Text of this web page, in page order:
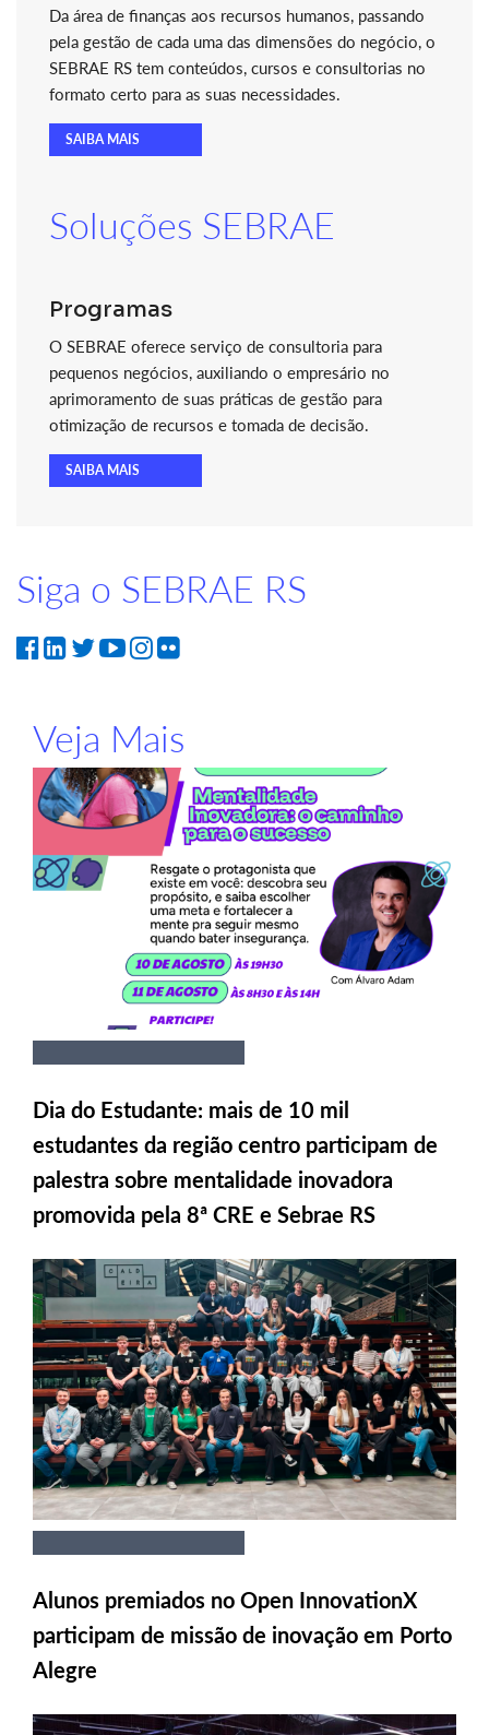
Da área de finanças aos recursos humanos, passando
pela gestão de cada uma das dimensões do negócio, o
SEBRAE RS tem conteúdos, cursos e consultorias no
formato certo para as suas necessidades.
SAIBA MAIS
Soluções SEBRAE
Programas
O SEBRAE oferece serviço de consultoria para
pequenos negócios, auxiliando o empresário no
aprimoramento de suas práticas de gestão para
otimização de recursos e tomada de decisão.
SAIBA MAIS
Siga o SEBRAE RS
Veja Mais
Dia do Estudante: mais de 10 mil
estudantes da região centro participam de
palestra sobre mentalidade inovadora
promovida pela 8ª CRE e Sebrae RS
Alunos premiados no Open InnovationX
participam de missão de inovação em Porto
Alegre